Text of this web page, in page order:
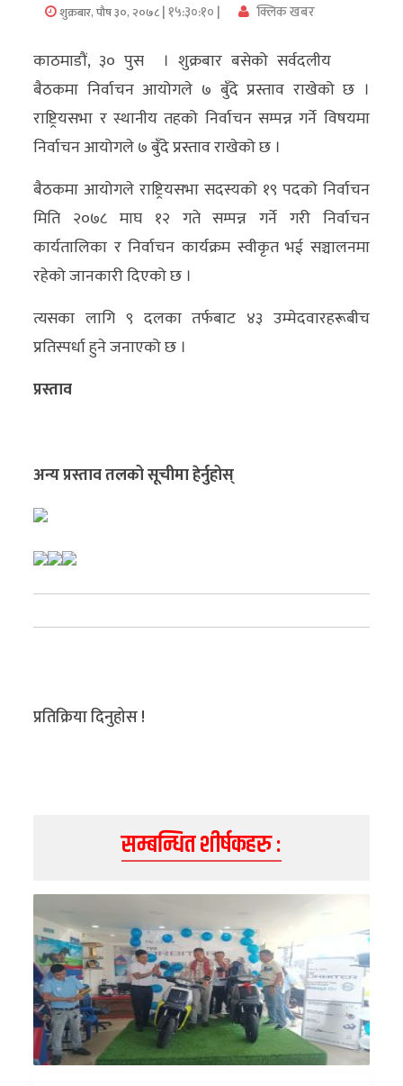
विज्ञान
अन्तरर्वार्ता
विचार/
ब्लग
खेलकुद
रोचक
अन्य
क्लिक
खबर
विशेष
फोटो
शुक्रबार, पौष ३०, २०७८| १५:३०:१० | क्लिक खबर
काठमाडौं, ३० पुस । शुक्रबार बसेको सर्वदलीय
बैठकमा निर्वाचन आयोगले ७ बुँदे प्रस्ताव राखेको छ ।
राष्ट्रियसभा र स्थानीय तहको निर्वाचन सम्पन्न गर्ने विषयमा
निर्वाचन आयोगले ७ बुँदे प्रस्ताव राखेको छ ।
बैठकमा आयोगले राष्ट्रियसभा सदस्यको १९ पदको निर्वाचन
मिति २०७८ माघ १२ गते सम्पन्न गर्ने गरी निर्वाचन
कार्यतालिका र निर्वाचन कार्यक्रम स्वीकृत भई सञ्चालनमा
रहेको जानकारी दिएको छ ।
त्यसका लागि ९ दलका तर्फबाट ४३ उम्मेदवारहरूबीच
प्रतिस्पर्धा हुने जनाएको छ ।
प्रस्ताव
अन्य प्रस्ताव तलको सूचीमा हेर्नुहोस्
प्रतिक्रिया दिनुहोस !
सम्बन्धित शीर्षकहरु :